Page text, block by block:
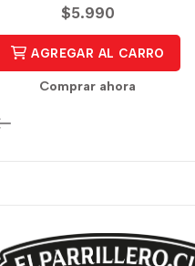
$5.990
AGREGAR AL CARRO
Comprar ahora